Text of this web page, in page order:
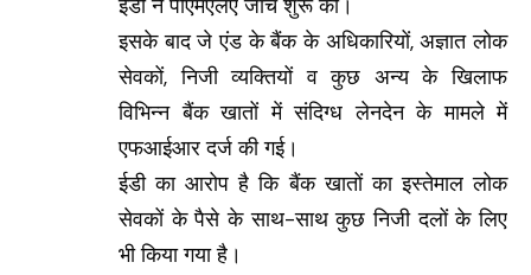
ईडी ने पीएमएलए जांच शुरू की।
इसके बाद जे एंड के बैंक के अधिकारियों, अज्ञात लोक
सेवकों, निजी व्यक्तियों व कुछ अन्य के खिलाफ
विभिन्न बैंक खातों में संदिग्ध लेनदेन के मामले में
एफआईआर दर्ज की गई।
ईडी का आरोप है कि बैंक खातों का इस्तेमाल लोक
सेवकों के पैसे के साथ-साथ कुछ निजी दलों के लिए
भी किया गया है।